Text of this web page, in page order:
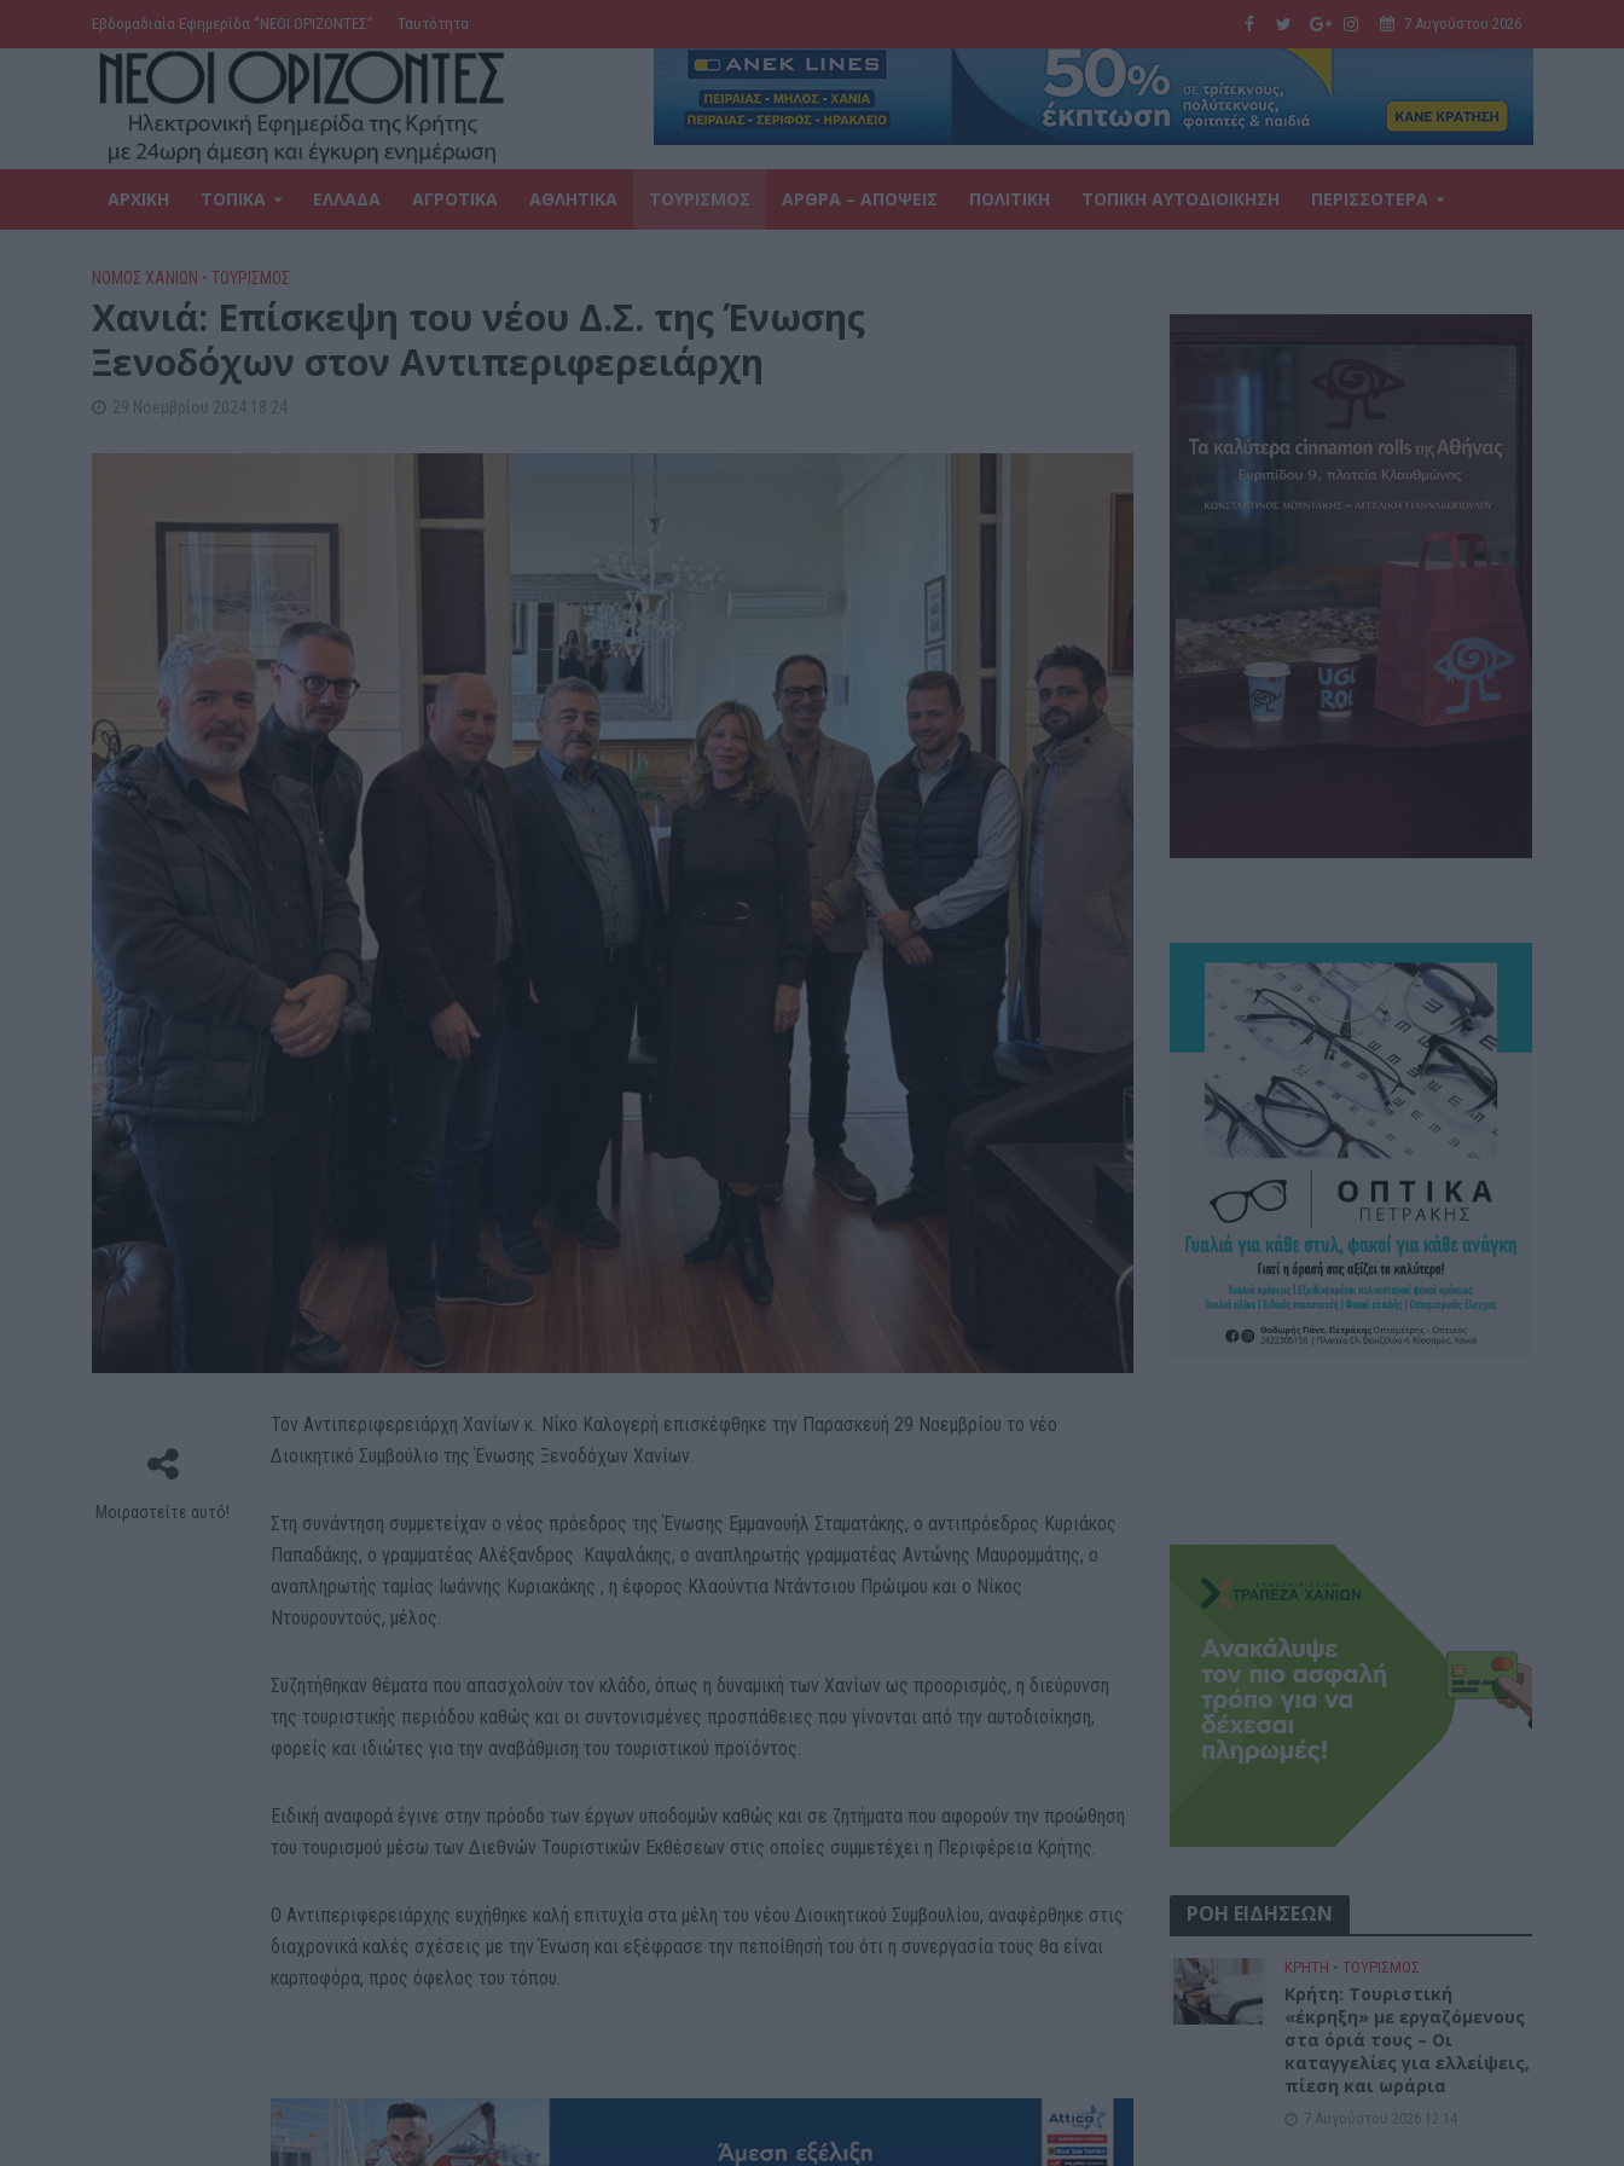
Εβδομαδιαία Εφημερίδα ‘’ΝΕΟΙ ΟΡΙΖΟΝΤΕΣ’’ Ταυτότητα 7 Αυγούστου 2026
ΑΡΧΙΚΗ ΤΟΠΙΚΑ ΕΛΛΑΔΑ ΑΓΡΟΤΙΚΑ ΑΘΛΗΤΙΚΑ ΤΟΥΡΙΣΜΟΣ ΑΡΘΡΑ – ΑΠΟΨΕΙΣ ΠΟΛΙΤΙΚΗ ΤΟΠΙΚΗ ΑΥΤΟΔΙΟΙΚΗΣΗ ΠΕΡΙΣΣΟΤΕΡΑ
ΝΟΜΌΣ ΧΑΝΊΩΝ • ΤΟΥΡΙΣΜΟΣ
Χανιά: Επίσκεψη του νέου Δ.Σ. της Ένωσης
Ξενοδόχων στον Αντιπεριφερειάρχη
29 Νοεμβρίου 2024 18:24
Μοιραστείτε αυτό!
Τον Αντιπεριφερειάρχη Χανίων κ. Νίκο Καλογερή επισκέφθηκε την Παρασκευή 29 Νοεμβρίου το νέο
Διοικητικό Συμβούλιο της Ένωσης Ξενοδόχων Χανίων.
Στη συνάντηση συμμετείχαν ο νέος πρόεδρος της Ένωσης Εμμανουήλ Σταματάκης, ο αντιπρόεδρος Κυριάκος
Παπαδάκης, ο γραμματέας Αλέξανδρος Καψαλάκης, ο αναπληρωτής γραμματέας Αντώνης Μαυρομμάτης, ο
αναπληρωτής ταμίας Ιωάννης Κυριακάκης , η έφορος Κλαούντια Ντάντσιου Πρώιμου και ο Νίκος
Ντουρουντούς, μέλος.
Συζητήθηκαν θέματα που απασχολούν τον κλάδο, όπως η δυναμική των Χανίων ως προορισμός, η διεύρυνση
της τουριστικής περιόδου καθώς και οι συντονισμένες προσπάθειες που γίνονται από την αυτοδιοίκηση,
φορείς και ιδιώτες για την αναβάθμιση του τουριστικού προϊόντος.
Ειδική αναφορά έγινε στην πρόοδο των έργων υποδομών καθώς και σε ζητήματα που αφορούν την προώθηση
του τουρισμού μέσω των Διεθνών Τουριστικών Εκθέσεων στις οποίες συμμετέχει η Περιφέρεια Κρήτης.
Ο Αντιπεριφερειάρχης ευχήθηκε καλή επιτυχία στα μέλη του νέου Διοικητικού Συμβουλίου, αναφέρθηκε στις
διαχρονικά καλές σχέσεις με την Ένωση και εξέφρασε την πεποίθησή του ότι η συνεργασία τους θα είναι
καρποφόρα, προς όφελος του τόπου.
ΡΟΗ ΕΙΔΗΣΕΩΝ
ΚΡΗΤΗ • ΤΟΥΡΙΣΜΟΣ
Κρήτη: Τουριστική
«έκρηξη» με εργαζόμενους
στα όριά τους – Οι
καταγγελίες για ελλείψεις,
πίεση και ωράρια
7 Αυγούστου 2026 12:14